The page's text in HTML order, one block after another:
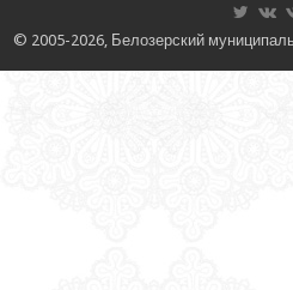
© 2005-2026, Белозерский